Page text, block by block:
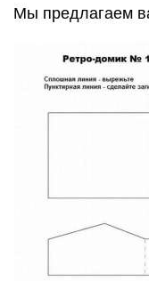
Мы предлагаем